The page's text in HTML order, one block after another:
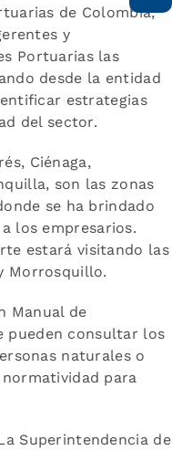
de Colombia,
y
Portuarias las
desde la entidad
estrategias
del sector.
Ciénaga,
son las zonas
se ha brindado
los empresarios.
estará visitando las
Morrosquillo.
Manual de
pueden consultar los
naturales o
para
Superintendencia de